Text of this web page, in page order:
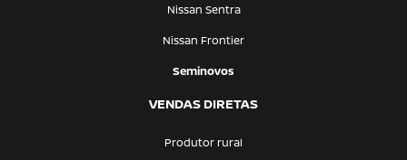
Nissan Sentra
Nissan Frontier
Seminovos
VENDAS DIRETAS
Produtor rural